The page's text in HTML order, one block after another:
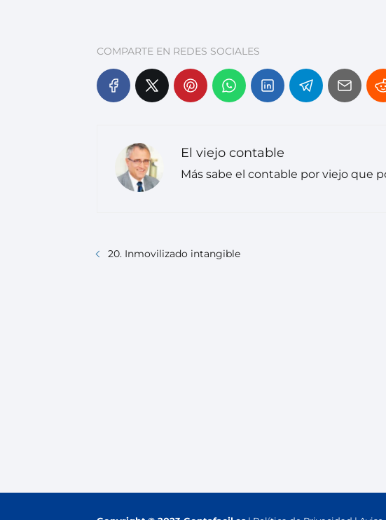
COMPARTE EN REDES SOCIALES
El viejo contable
Más sabe el contable por viejo que
20. Inmovilizado intangible